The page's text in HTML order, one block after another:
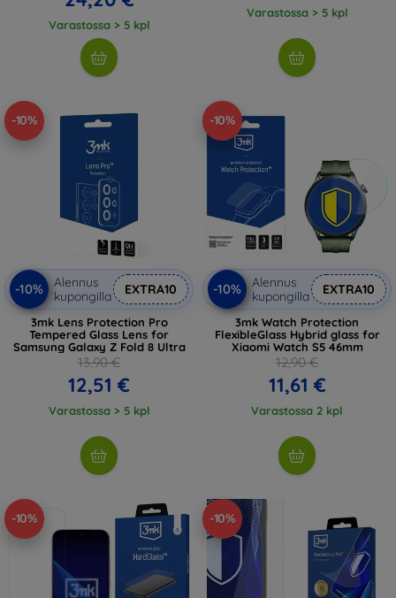
Varastossa > 5 kpl
Varastossa > 5 kpl
-10%
-10%
Alennus
kupongilla
EXTRA10
3mk Lens Protection Pro
Tempered Glass Lens for
Samsung Galaxy Z Fold 8 Ultra
13,90 €
12,51 €
Varastossa > 5 kpl
-10%
-10%
Alennus
kupongilla
EXTRA10
3mk Watch Protection
FlexibleGlass Hybrid glass for
Xiaomi Watch S5 46mm
12,90 €
11,61 €
Varastossa 2 kpl
-10% -10%